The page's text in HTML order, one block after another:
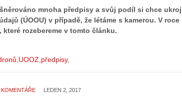
mnoha předpisy a svůj podíl si chce
(ÚOOU) v případě, že létáme s kamerou. V roce
, které rozebereme v tomto článku.
UOOZ předpisy
KOMENTÁŘE LEDEN 2, 2017